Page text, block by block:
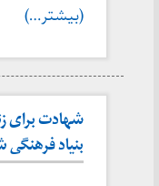
(بیشتر…)
شهادت برای
بنیاد فرهنگی